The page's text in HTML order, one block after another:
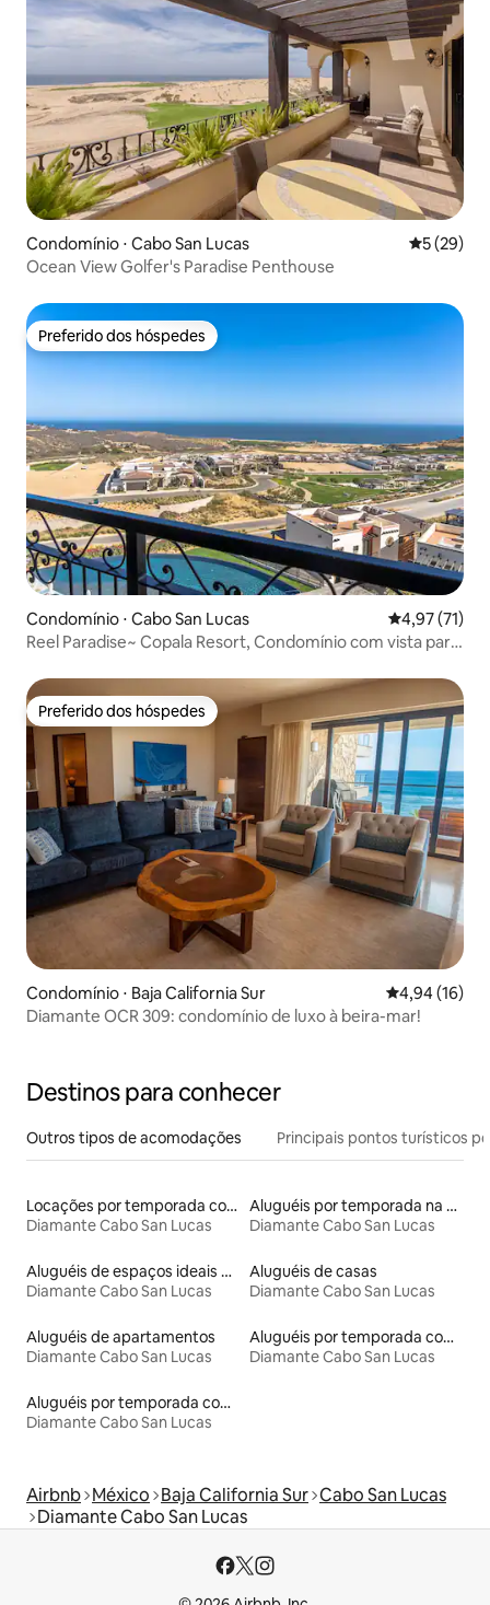
Condomínio ⋅ Cabo San Lucas 5 de uma
5 (29)
Ocean View Golfer's Paradise Penthouse
Preferido dos hóspedes
Preferido dos hóspedes
Condomínio ⋅ Cabo San Lucas 4,97 de uma
4,97 (71)
Reel Paradise~ Copala Resort, Condomínio com vista para
Preferido dos hóspedes
Preferido dos hóspedes
Condomínio ⋅ Baja California Sur 4,94 de uma
4,94 (16)
Diamante OCR 309: condomínio de luxo à beira-mar!
Destinos para conhecer
Outros tipos de acomodações Principais pontos turísticos
Locações por temporada com piscina
Diamante Cabo San Lucas
Aluguéis por temporada na orla
Diamante Cabo San Lucas
Aluguéis de espaços ideais para famílias
Diamante Cabo San Lucas
Aluguéis de casas
Diamante Cabo San Lucas
Aluguéis de apartamentos
Diamante Cabo San Lucas
Aluguéis por temporada com acesso à praia
Diamante Cabo San Lucas
Aluguéis por temporada com banheira de hidromassagem
Diamante Cabo San Lucas
Airbnb México Baja California Sur Cabo San Lucas
Diamante Cabo San Lucas